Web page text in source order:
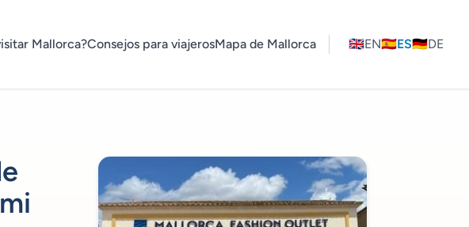
Mallorca?Consejos para viajerosMapa de Mallorca 🇬🇧EN🇪🇸ES🇩🇪DE